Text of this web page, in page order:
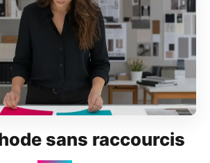
sans raccourcis